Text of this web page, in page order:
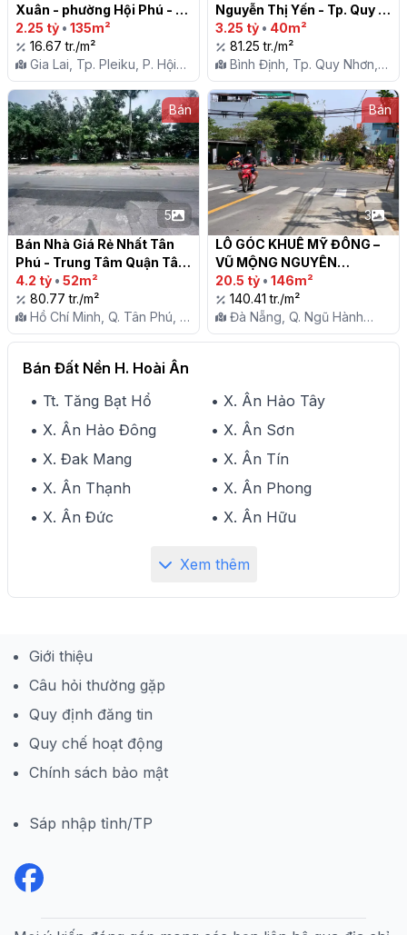
Xuân - phường Hội Phú -
Tp. Pleiku- Gia Lai
2.25 tỷ • 135m²
16.67 tr./m²
Gia Lai, Tp. Pleiku, P. Hội
Phú
Nguyễn Thị Yến - Tp. Quy
Nhơn
3.25 tỷ • 40m²
81.25 tr./m²
Bình Định, Tp. Quy Nhơn,
P. Ghềnh Ráng
Bán
5
Bán Nhà Giá Rẻ Nhất Tân
Phú - Trung Tâm Quận Tân
Phú
4.2 tỷ • 52m²
80.77 tr./m²
Hồ Chí Minh, Q. Tân Phú, P.
Tây Thạnh
Bán
3
LÔ GÓC KHUÊ MỸ ĐÔNG –
VŨ MỘNG NGUYÊN
20.5 tỷ • 146m²
140.41 tr./m²
Đà Nẵng, Q. Ngũ Hành
Sơn, P. Khuê Mỹ
Bán Đất Nền H. Hoài Ân
• Tt. Tăng Bạt Hổ
• X. Ân Hảo Tây
• X. Ân Hảo Đông
• X. Ân Sơn
• X. Đak Mang
• X. Ân Tín
• X. Ân Thạnh
• X. Ân Phong
• X. Ân Đức
• X. Ân Hữu
Xem thêm
Giới thiệu
Câu hỏi thường gặp
Quy định đăng tin
Quy chế hoạt động
Chính sách bảo mật
Sáp nhập tỉnh/TP